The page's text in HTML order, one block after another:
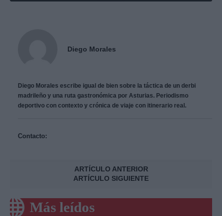
Diego Morales
Diego Morales escribe igual de bien sobre la táctica de un derbi
madrileño y una ruta gastronómica por Asturias. Periodismo
deportivo con contexto y crónica de viaje con itinerario real.
Contacto:
ARTÍCULO ANTERIOR
ARTÍCULO SIGUIENTE
Más leídos